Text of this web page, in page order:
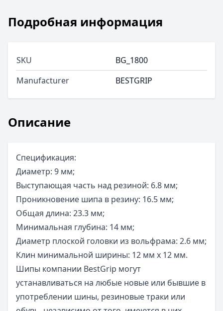
Описание
Спецификация:
Диаметр: 9 мм;
Выступающая часть над резиной: 6.8 мм;
Проникновение шипа в резину: 16.5 мм;
Общая длина: 23.3 мм;
Минимальная глубина: 14 мм;
Диаметр плоской головки из вольфрама: 2.6 мм;
Клин минимальной ширины: 12 мм х 12 мм.
Шипы компании BestGrip могут
устанавливаться на любые новые или бывшие в
употреблении шины, резиновые траки или
Подробная информация
SKU
BG_1800
Manufacturer
BESTGRIP